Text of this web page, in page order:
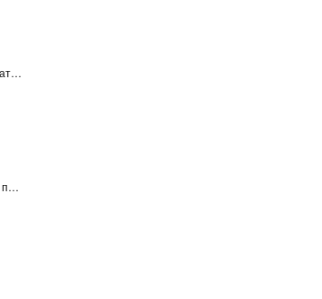
Dr.Web Light для Android представляет собой надежный бесплатный антивирус для пользователей мобильных устройств, работающих под управлением операционной системы Android
VIPRE Android Security - мобильный антивирус с защитой Android-устройств от вредоносных приложений, кражи или потери. Включает антивирус, дистанционные функции Анти-вор, резервное копирование в вЂќоблакахвЂќ, мониторинг активности